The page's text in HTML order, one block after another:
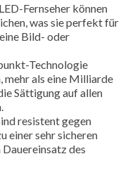
Fernseher können
was sie perfekt für
Bild- oder
Technologie
mehr als eine Milliarde
Sättigung auf allen
resistent gegen
einer sehr sicheren
des